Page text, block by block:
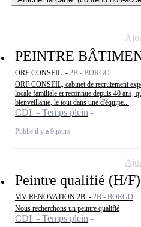
PEINTRE
ORF CONSEIL - 2B - BORGO
ORF CONSEIL, cabinet de recrutement
locale familiale et reconnue depuis 40 ans,
bienveillante, le tout dans une d'équipe...
CDI - Temps plein
Publié il y a 9 jours
Peintre qualifié (H/F)
MV RENOVATION 2B - 2B - BORGO
Nous recherchons un peintre qualifié
CDI - Temps plein